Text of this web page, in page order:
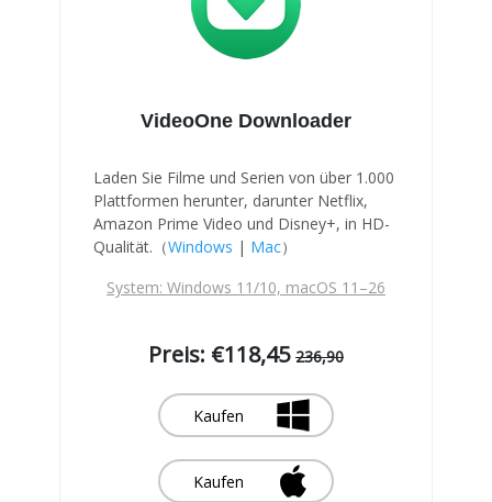
VideoOne Downloader
Laden Sie Filme und Serien von über 1.000
Plattformen herunter, darunter Netflix,
Amazon Prime Video und Disney+, in HD-
Qualität.（Windows | Mac）
System: Windows 11/10, macOS 11–26
Preis: €118,45 236,90
Kaufen
Kaufen